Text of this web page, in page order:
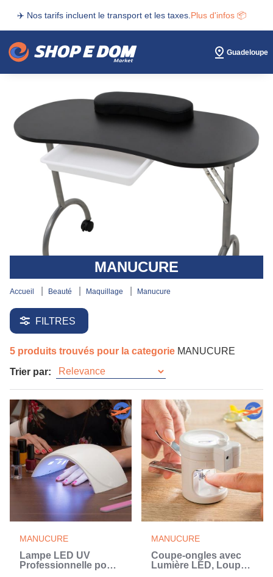
✈️ Nos tarifs incluent le transport et les taxes. Plus d'infos 📦
Guadeloupe
MANUCURE
accueil beauté maquillage manucure
FILTRES
5 produits trouvés pour la categorie MANUCURE
Trier par:
MANUCURE
Lampe LED UV
Professionnelle pour
MANUCURE
Coupe-ongles avec
Lumière LED, Loupe